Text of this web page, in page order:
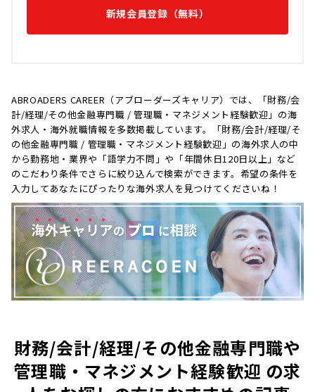
新規会員登録（無料）
ABROADERS CAREER（アブローダーズキャリア）では、「財務/会
計/経理/その他金融専門職 / 管理職・マネジメント経験歓迎」の海
外求人・海外就職情報を多数掲載しています。「財務/会計/経理/そ
の他金融専門職 / 管理職・マネジメント経験歓迎」の海外求人の中
から勤務地・業界や「語学力不問」や「年間休日120日以上」など
のこだわり条件でさらに絞り込んで検索ができます。希望の条件を
入力してあなたにぴったりな海外求人を見つけてくださいね！
財務/会計/経理/その他金融専門職や
管理職・マネジメント経験歓迎 の求